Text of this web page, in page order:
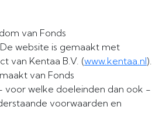
van Fonds
website is gemaakt met
van Kentaa B.V. (www.kentaa.nl).
van Fonds
voor welke doeleinden dan ook -
voorwaarden en